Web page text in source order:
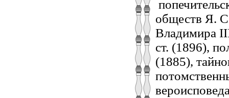
обществ Я.
Владимира
ст. (1896),
(1885),